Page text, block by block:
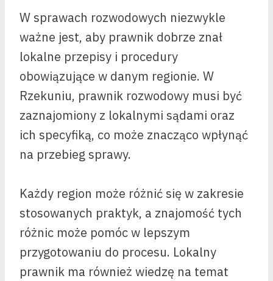
W sprawach rozwodowych niezwykle
ważne jest, aby prawnik dobrze znał
lokalne przepisy i procedury
obowiązujące w danym regionie. W
Rzekuniu, prawnik rozwodowy musi być
zaznajomiony z lokalnymi sądami oraz
ich specyfiką, co może znacząco wpłynąć
na przebieg sprawy.
Każdy region może różnić się w zakresie
stosowanych praktyk, a znajomość tych
różnic może pomóc w lepszym
przygotowaniu do procesu. Lokalny
prawnik ma również wiedzę na temat